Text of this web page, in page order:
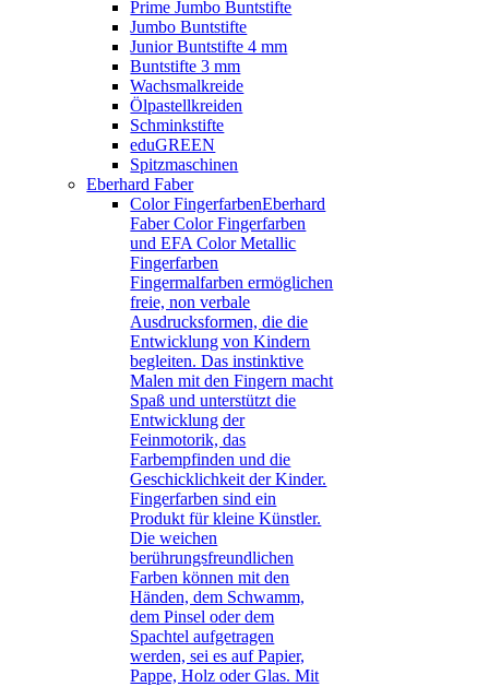
Prime Jumbo Buntstifte
Jumbo Buntstifte
Junior Buntstifte 4 mm
Buntstifte 3 mm
Wachsmalkreide
Ölpastellkreiden
Schminkstifte
eduGREEN
Spitzmaschinen
Eberhard Faber
Color FingerfarbenEberhard
Faber Color Fingerfarben
und EFA Color Metallic
Fingerfarben
Fingermalfarben ermöglichen
freie, non verbale
Ausdrucksformen, die die
Entwicklung von Kindern
begleiten. Das instinktive
Malen mit den Fingern macht
Spaß und unterstützt die
Entwicklung der
Feinmotorik, das
Farbempfinden und die
Geschicklichkeit der Kinder.
Fingerfarben sind ein
Produkt für kleine Künstler.
Die weichen
berührungsfreundlichen
Farben können mit den
Händen, dem Schwamm,
dem Pinsel oder dem
Spachtel aufgetragen
werden, sei es auf Papier,
Pappe, Holz oder Glas. Mit